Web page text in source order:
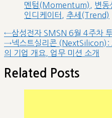
멘텀(Momentum)
변
인디케이터
추세(Trend)
글
내
비
게
이
←Previous
post:
삼성전자 SMSN 6월 4주차
→Next
post:
넥스트실리콘 (NextSilicon):
의 기업 개요, 업무 미션 소개
Related Posts